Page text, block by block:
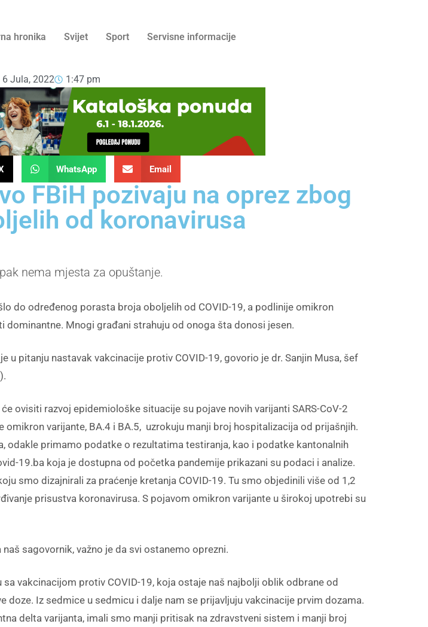
hronika Svijet Sport Servisne informacije
6 Jula, 2022 1:47 pm
WhatsApp Email
FBiH pozivaju na oprez zbog
od koronavirusa
nema mjesta za opuštanje.
do određenog porasta broja oboljelih od COVID-19, a podlinije omikron
dominantne. Mnogi građani strahuju od onoga šta donosi jesen.
u pitanju nastavak vakcinacije protiv COVID-19, govorio je dr. Sanjin Musa, šef
ovisiti razvoj epidemiološke situacije su pojave novih varijanti SARS-CoV-2
varijante, BA.4 i BA.5, uzrokuju manji broj hospitalizacija od prijašnjih.
primamo podatke o rezultatima testiranja, kao i podatke kantonalnih
19.ba koja je dostupna od početka pandemije prikazani su podaci i analize.
smo dizajnirali za praćenje kretanja COVID-19. Tu smo objedinili više od 1,2
prisustva koronavirusa. S pojavom omikron varijante u širokoj upotrebi su
sagovornik, važno je da svi ostanemo oprezni.
vakcinacijom protiv COVID-19, koja ostaje naš najbolji oblik odbrane od
Iz sedmice u sedmicu i dalje nam se prijavljuju vakcinacije prvim dozama.
delta varijanta, imali smo manji pritisak na zdravstveni sistem i manji broj